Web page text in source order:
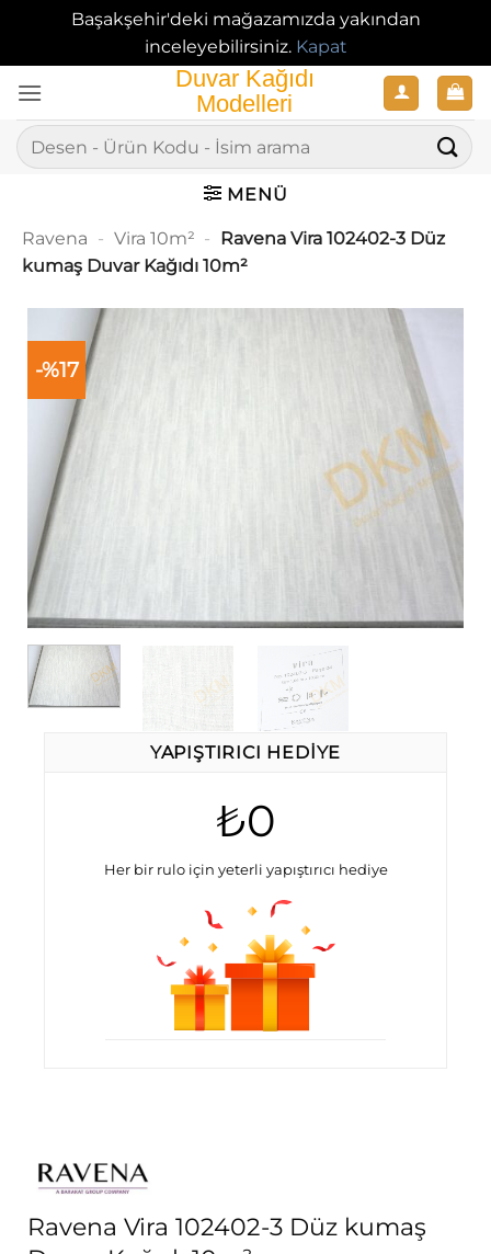
Başakşehir'deki mağazamızda yakından
inceleyebilirsiniz. Kapat
atla
Ara:
MENÜ
Ravena - Vira 10m² - Ravena Vira 102402-3 Düz
kumaş Duvar Kağıdı 10m²
-%17
YAPIŞTIRICI HEDIYE
₺0
Her bir rulo için yeterli yapıştırıcı hediye
Ravena Vira 102402-3 Düz kumaş